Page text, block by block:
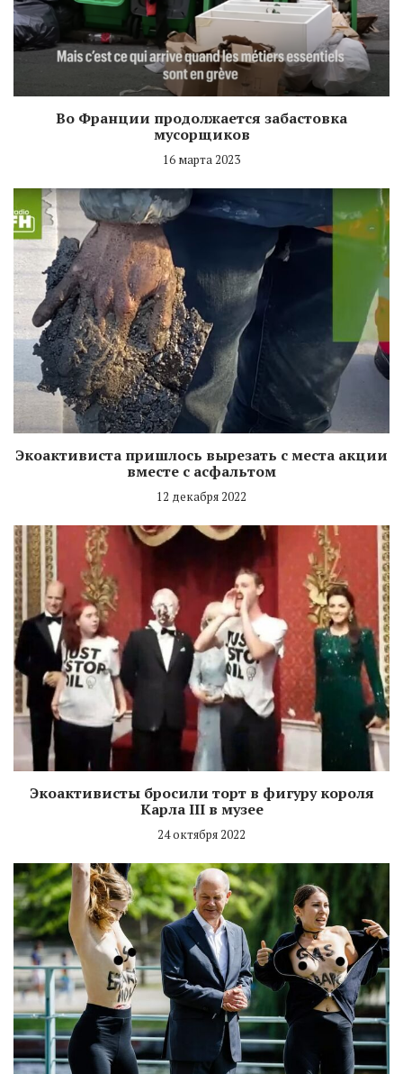
Во Франции продолжается забастовка
мусорщиков
16 марта 2023
Экоактивиста пришлось вырезать с места акции
вместе с асфальтом
12 декабря 2022
Экоактивисты бросили торт в фигуру короля
Карла III в музее
24 октября 2022